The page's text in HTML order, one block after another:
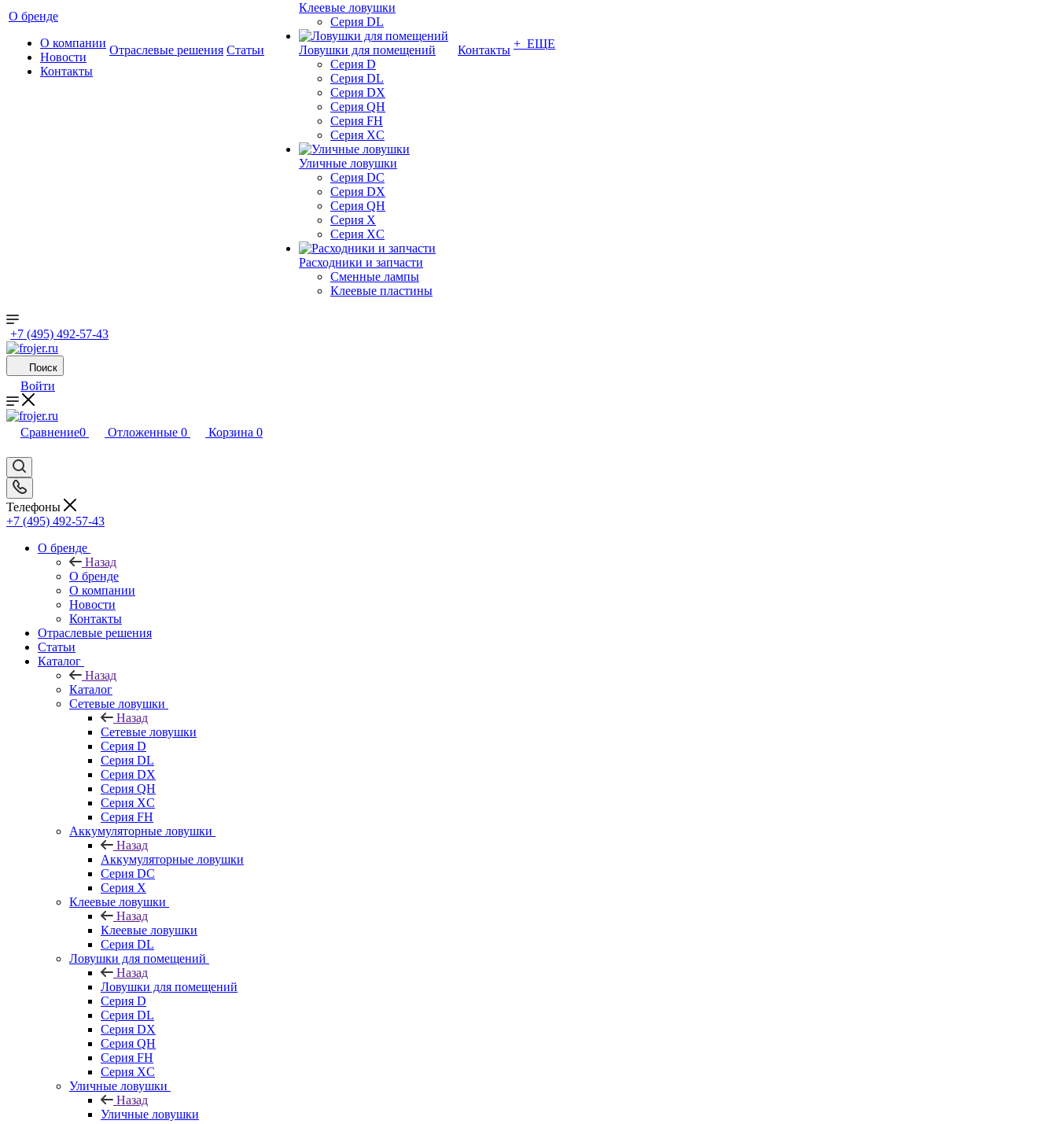
О бренде
О компании
Новости
Контакты
Отраслевые решения Статьи
Клеевые ловушки
Серия DL
Ловушки для помещений
Серия D
Серия DL
Серия DX
Серия QH
Серия FH
Серия XC
Уличные ловушки
Серия DC
Серия DX
Серия QH
Серия X
Серия XC
Расходники и запчасти
Сменные лампы
Клеевые пластины
Контакты + ЕЩЕ
+7 (495) 492-57-43
Поиск
Войти
Сравнение0 Отложенные 0 Корзина 0
Телефоны
+7 (495) 492-57-43
О бренде
Назад
О бренде
О компании
Новости
Контакты
Отраслевые решения
Статьи
Каталог
Назад
Каталог
Сетевые ловушки
Назад
Сетевые ловушки
Серия D
Серия DL
Серия DX
Серия QH
Серия XC
Серия FH
Аккумуляторные ловушки
Назад
Аккумуляторные ловушки
Серия DC
Серия X
Клеевые ловушки
Назад
Клеевые ловушки
Серия DL
Ловушки для помещений
Назад
Ловушки для помещений
Серия D
Серия DL
Серия DX
Серия QH
Серия FH
Серия XC
Уличные ловушки
Назад
Уличные ловушки